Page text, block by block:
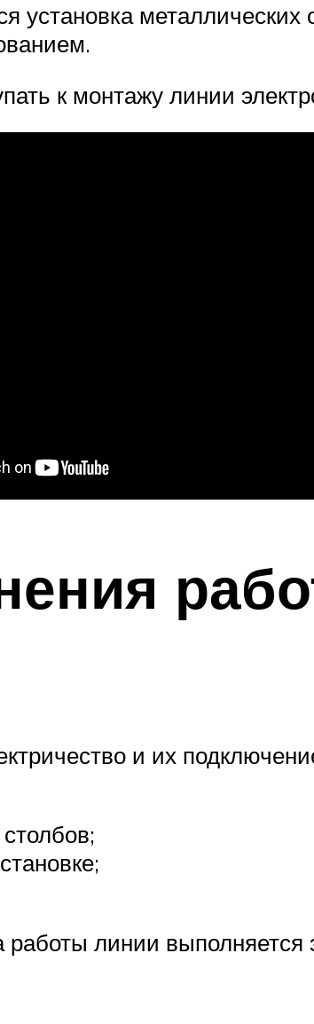
установка металлических
к монтажу линии
и их
работы линии